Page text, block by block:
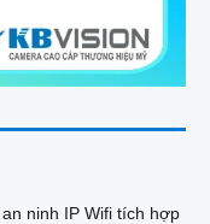
ninh IP Wifi tích hợp